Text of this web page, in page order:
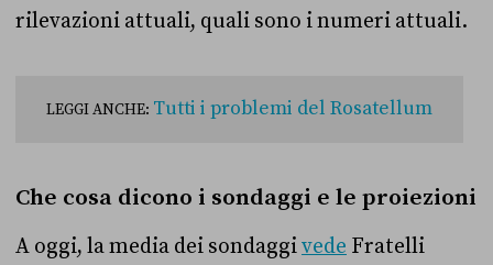
rilevazioni attuali, quali sono i numeri attuali.
LEGGI ANCHE: Tutti i problemi del Rosatellum
Che cosa dicono i sondaggi e le proiezioni
A oggi, la media dei sondaggivede Fratelli